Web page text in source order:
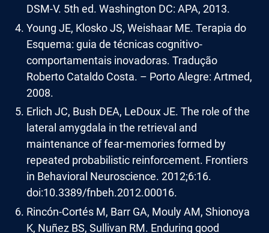
DSM-V. 5th ed. Washington DC: APA, 2013.
Young JE, Klosko JS, Weishaar ME. Terapia do
Esquema: guia de técnicas cognitivo-
comportamentais inovadoras. Tradução
Roberto Cataldo Costa. – Porto Alegre: Artmed,
2008.
Erlich JC, Bush DEA, LeDoux JE. The role of the
lateral amygdala in the retrieval and
maintenance of fear-memories formed by
repeated probabilistic reinforcement. Frontiers
in Behavioral Neuroscience. 2012;6:16.
doi:10.3389/fnbeh.2012.00016.
Rincón-Cortés M, Barr GA, Mouly AM, Shionoya
K, Nuñez BS, Sullivan RM. Enduring good